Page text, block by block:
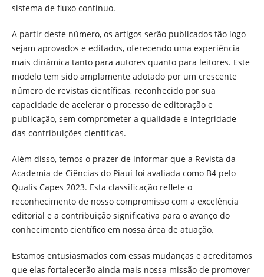
sistema de fluxo contínuo.
A partir deste número, os artigos serão publicados tão logo
sejam aprovados e editados, oferecendo uma experiência
mais dinâmica tanto para autores quanto para leitores. Este
modelo tem sido amplamente adotado por um crescente
número de revistas científicas, reconhecido por sua
capacidade de acelerar o processo de editoração e
publicação, sem comprometer a qualidade e integridade
das contribuições científicas.
Além disso, temos o prazer de informar que a Revista da
Academia de Ciências do Piauí foi avaliada como B4 pelo
Qualis Capes 2023. Esta classificação reflete o
reconhecimento de nosso compromisso com a excelência
editorial e a contribuição significativa para o avanço do
conhecimento científico em nossa área de atuação.
Estamos entusiasmados com essas mudanças e acreditamos
que elas fortalecerão ainda mais nossa missão de promover